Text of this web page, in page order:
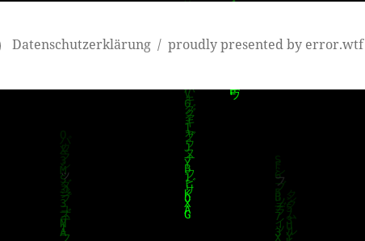
Datenschutzerklärung proudly presented by error.wtf